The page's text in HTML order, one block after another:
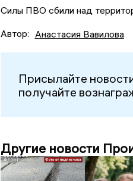
Силы ПВО сбили над
Автор: Анастасия Вавилова
Присылайте
получайте
Другие новости